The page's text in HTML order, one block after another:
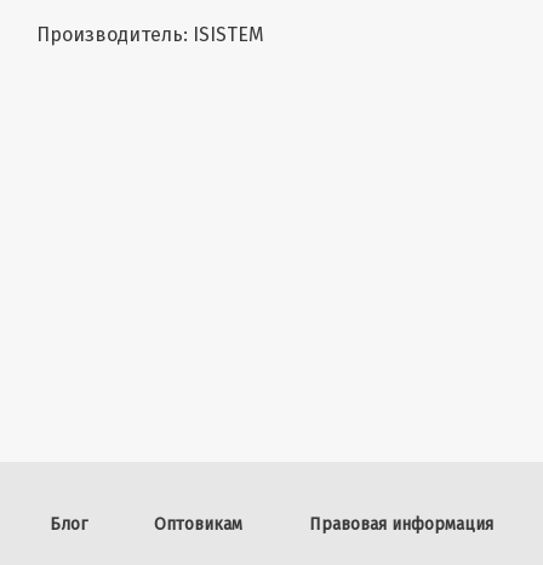
Производитель: ISISTEM
Блог Оптовикам Правовая информация